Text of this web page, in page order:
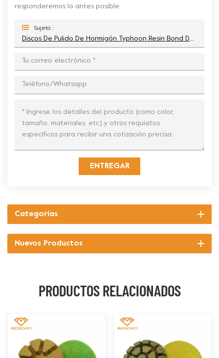
responderemos lo antes posible.
Sujeto :
ENTREGAR
Categorías
Nuevos Productos
PRODUCTOS RELACIONADOS